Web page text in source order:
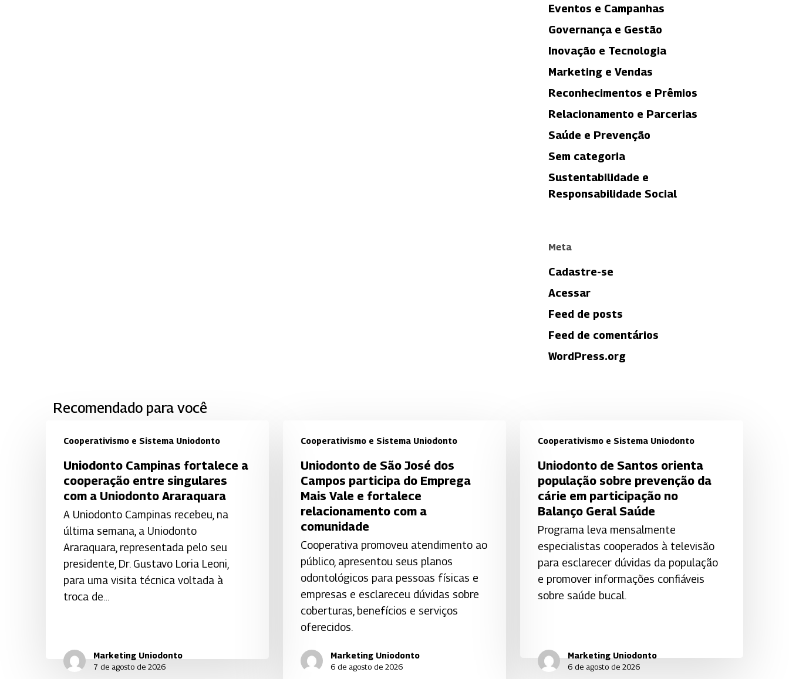
Eventos e Campanhas
Governança e Gestão
Inovação e Tecnologia
Marketing e Vendas
Reconhecimentos e Prêmios
Relacionamento e Parcerias
Saúde e Prevenção
Sem categoria
Sustentabilidade e
Responsabilidade Social
Meta
Cadastre-se
Acessar
Feed de posts
Feed de comentários
WordPress.org
Recomendado para você
Cooperativismo e Sistema Uniodonto
Uniodonto
Campinas
fortalece
cooperação
entre
singulares
Uniodonto Campinas fortalece a
cooperação entre singulares
com a Uniodonto Araraquara
A Uniodonto Campinas recebeu, na
última semana, a Uniodonto
Araraquara, representada pelo seu
presidente, Dr. Gustavo Loria Leoni,
para uma visita técnica voltada à
troca de…
Marketing Uniodonto
7 de agosto de 2026
Cooperativismo e Sistema Uniodonto
Uniodonto
José
Campos
participa
Emprega
Mais
Vale
fortalece
relacionamento
Uniodonto de São José dos
Campos participa do Emprega
Mais Vale e fortalece
relacionamento com a
comunidade
Cooperativa promoveu atendimento ao
público, apresentou seus planos
odontológicos para pessoas físicas e
empresas e esclareceu dúvidas sobre
coberturas, benefícios e serviços
oferecidos.
Marketing Uniodonto
6 de agosto de 2026
Cooperativismo e Sistema Uniodonto
Uniodonto
Santos
orienta
população
sobre
prevenção
cárie
Balanço
Geral
Uniodonto de Santos orienta
população sobre prevenção da
cárie em participação no
Balanço Geral Saúde
Programa leva mensalmente
especialistas cooperados à televisão
para esclarecer dúvidas da população
e promover informações confiáveis
sobre saúde bucal.
Marketing Uniodonto
6 de agosto de 2026